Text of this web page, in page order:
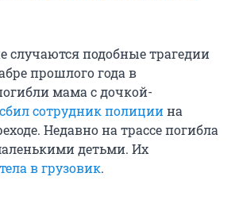
случаются подобные трагедии
прошлого года в
мама с дочкой-
сбил сотрудник полициина
Недавно на трассе погибла
детьми. Их
в грузовик.